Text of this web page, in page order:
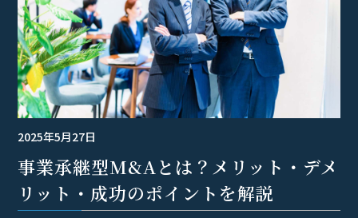
2025年5月27日
事業承継型M&Aとは？メリット・デメ
リット・成功のポイントを解説